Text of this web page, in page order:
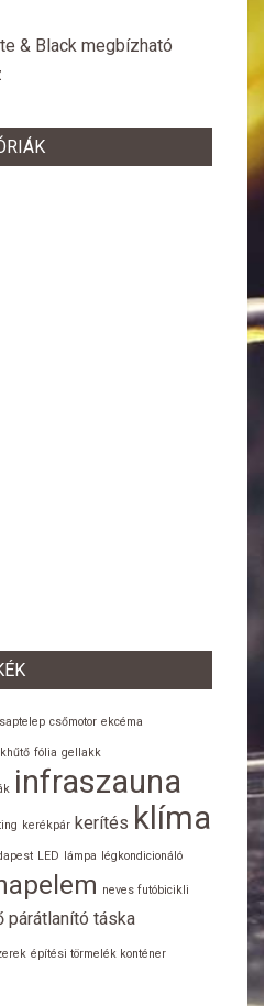
& Black megbízható
csőmotor ekcéma
fólia gellakk
infraszauna
kerékpár kerítés klíma
LED lámpa légkondicionáló
neves futóbicikli
párátlanító táska
építési törmelék konténer